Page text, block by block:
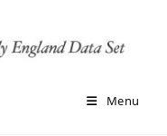
Menu